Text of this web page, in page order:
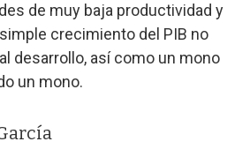
de muy baja productividad y
crecimiento del PIB no
desarrollo, así como un mono
un mono.